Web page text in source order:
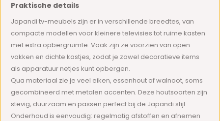
Praktische details
Japandi tv-meubels zijn er in verschillende breedtes, van
compacte modellen voor kleinere televisies tot ruime kasten
met extra opbergruimte. Vaak zijn ze voorzien van open
vakken en dichte kastjes, zodat je zowel decoratieve items
als apparatuur netjes kunt opbergen.
Qua materiaal zie je veel eiken, essenhout of walnoot, soms
gecombineerd met metalen accenten. Deze houtsoorten zijn
stevig, duurzaam en passen perfect bij de Japandi stijl.
Onderhoud is eenvoudig: regelmatig afstoffen en afnemen